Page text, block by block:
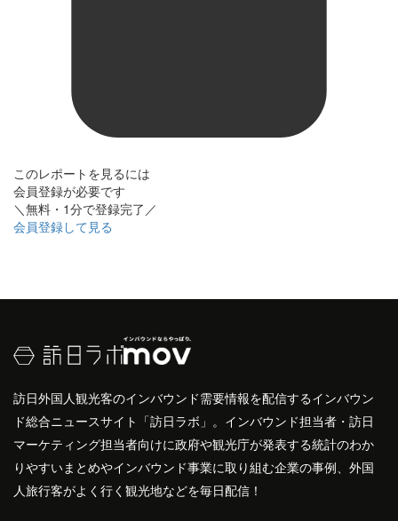
このレポートを見るには
会員登録が必要です
＼無料・1分で登録完了／
会員登録して見る
訪日外国人観光客のインバウンド需要情報を配信するインバウン
ド総合ニュースサイト「訪日ラボ」。インバウンド担当者・訪日
マーケティング担当者向けに政府や観光庁が発表する統計のわか
りやすいまとめやインバウンド事業に取り組む企業の事例、外国
人旅行客がよく行く観光地などを毎日配信！